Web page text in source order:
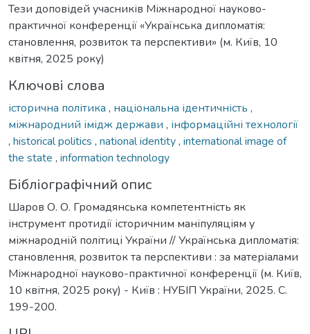
Тези доповідей учасників Міжнародної науково-
практичної конференції «Українська дипломатія:
становлення, розвиток та перспективи» (м. Київ, 10
квітня, 2025 року)
Ключові слова
історична політика , національна ідентичність ,
міжнародний імідж держави , інформаційні технології
, historical politics , national identity, international image of
the state , information technology
Бібліографічний опис
Шаров О. О. Громадянська компетентність як
інструмент протидії історичним маніпуляціям у
міжнародній політиці України // Українська дипломатія:
становлення, розвиток та перспективи : за матеріалами
Міжнародної науково-практичної конференції (м. Київ,
10 квітня, 2025 року) - Київ : НУБІП України, 2025. С.
199-200.